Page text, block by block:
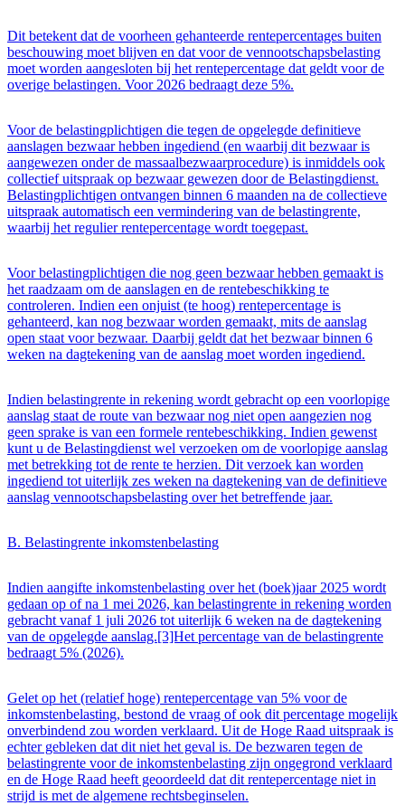
Dit betekent dat de voorheen gehanteerde rentepercentages buiten
beschouwing moet blijven en dat voor de vennootschapsbelasting
moet worden aangesloten bij het rentepercentage dat geldt voor de
overige belastingen. Voor 2026 bedraagt deze 5%.
Voor de belastingplichtigen die tegen de opgelegde definitieve
aanslagen bezwaar hebben ingediend (en waarbij dit bezwaar is
aangewezen onder de massaalbezwaarprocedure) is inmiddels ook
collectief uitspraak op bezwaar gewezen door de Belastingdienst.
Belastingplichtigen ontvangen binnen 6 maanden na de collectieve
uitspraak automatisch een vermindering van de belastingrente,
waarbij het regulier rentepercentage wordt toegepast.
Voor belastingplichtigen die nog geen bezwaar hebben gemaakt is
het raadzaam om de aanslagen en de rentebeschikking te
controleren. Indien een onjuist (te hoog) rentepercentage is
gehanteerd, kan nog bezwaar worden gemaakt, mits de aanslag
open staat voor bezwaar. Daarbij geldt dat het bezwaar binnen 6
weken na dagtekening van de aanslag moet worden ingediend.
Indien belastingrente in rekening wordt gebracht op een voorlopige
aanslag staat de route van bezwaar nog niet open aangezien nog
geen sprake is van een formele rentebeschikking. Indien gewenst
kunt u de Belastingdienst wel verzoeken om de voorlopige aanslag
met betrekking tot de rente te herzien. Dit verzoek kan worden
ingediend tot uiterlijk zes weken na dagtekening van de definitieve
aanslag vennootschapsbelasting over het betreffende jaar.
B. Belastingrente inkomstenbelasting
Indien aangifte inkomstenbelasting over het (boek)jaar 2025 wordt
gedaan op of na 1 mei 2026, kan belastingrente in rekening worden
gebracht vanaf 1 juli 2026 tot uiterlijk 6 weken na de dagtekening
van de opgelegde aanslag.[3]Het percentage van de belastingrente
bedraagt 5% (2026).
Gelet op het (relatief hoge) rentepercentage van 5% voor de
inkomstenbelasting, bestond de vraag of ook dit percentage mogelijk
onverbindend zou worden verklaard. Uit de Hoge Raad uitspraak is
echter gebleken dat dit niet het geval is. De bezwaren tegen de
belastingrente voor de inkomstenbelasting zijn ongegrond verklaard
en de Hoge Raad heeft geoordeeld dat dit rentepercentage niet in
strijd is met de algemene rechtsbeginselen.